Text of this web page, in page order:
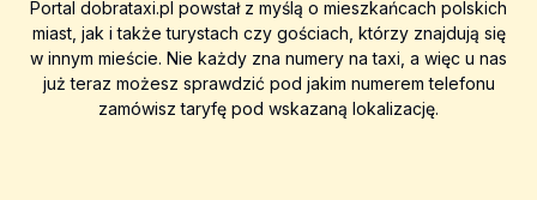
Portal dobrataxi.pl powstał z myślą o mieszkańcach polskich
miast, jak i także turystach czy gościach, którzy znajdują się
w innym mieście. Nie każdy zna numery na taxi, a więc u nas
już teraz możesz sprawdzić pod jakim numerem telefonu
zamówisz taryfę pod wskazaną lokalizację.